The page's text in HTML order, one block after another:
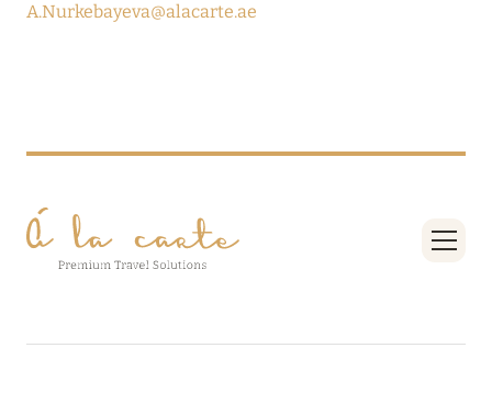
КОНЦЕПЦИЯ «ВСЁ ВКЛЮЧЕНО – ВСЁ
20 августа 2024
И ULTIMA COURCHEVEL
Подробнее
A.Nurkebayeva@alacarte.ae